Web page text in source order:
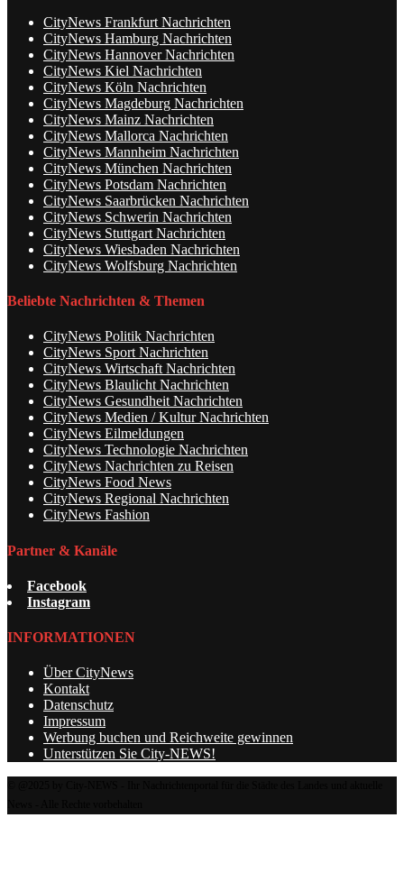
CityNews Frankfurt Nachrichten
CityNews Hamburg Nachrichten
CityNews Hannover Nachrichten
CityNews Kiel Nachrichten
CityNews Köln Nachrichten
CityNews Magdeburg Nachrichten
CityNews Mainz Nachrichten
CityNews Mallorca Nachrichten
CityNews Mannheim Nachrichten
CityNews München Nachrichten
CityNews Potsdam Nachrichten
CityNews Saarbrücken Nachrichten
CityNews Schwerin Nachrichten
CityNews Stuttgart Nachrichten
CityNews Wiesbaden Nachrichten
CityNews Wolfsburg Nachrichten
Beliebte Nachrichten & Themen
CityNews Politik Nachrichten
CityNews Sport Nachrichten
CityNews Wirtschaft Nachrichten
CityNews Blaulicht Nachrichten
CityNews Gesundheit Nachrichten
CityNews Medien / Kultur Nachrichten
CityNews Eilmeldungen
CityNews Technologie Nachrichten
CityNews Nachrichten zu Reisen
CityNews Food News
CityNews Regional Nachrichten
CityNews Fashion
Partner & Kanäle
Facebook
Instagram
INFORMATIONEN
Über CityNews
Kontakt
Datenschutz
Impressum
Werbung buchen und Reichweite gewinnen
Unterstützen Sie City-NEWS!